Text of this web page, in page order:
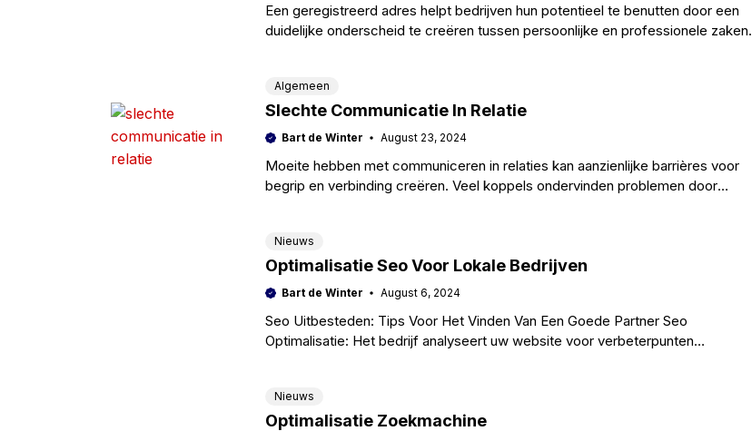
Een geregistreerd adres helpt bedrijven hun potentieel te benutten door een
duidelijke onderscheid te creëren tussen persoonlijke en professionele zaken.
Algemeen
Slechte Communicatie In Relatie
Bart de Winter August 23, 2024
Moeite hebben met communiceren in relaties kan aanzienlijke barrières voor
begrip en verbinding creëren. Veel koppels ondervinden problemen door
Nieuws
Optimalisatie Seo Voor Lokale Bedrijven
Bart de Winter August 6, 2024
Seo Uitbesteden: Tips Voor Het Vinden Van Een Goede Partner Seo
Optimalisatie: Het bedrijf analyseert uw website voor verbeterpunten
Nieuws
Optimalisatie Zoekmachine